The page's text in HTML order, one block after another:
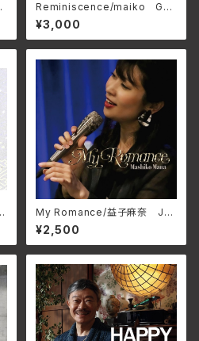
Reminiscence/maiko GN
M-1026(仕様:CD)
¥3,000
My Romance/益子麻奈 JM
PC-20102(仕様:CD)
¥2,500